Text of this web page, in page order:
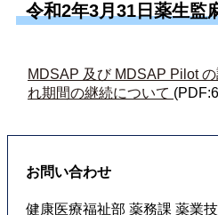
令和2年3月31日薬生監
MDSAP 及び MDSAP Pilot
れ期間の継続について
お問い合わせ
健康医療福祉部 薬務課 薬業